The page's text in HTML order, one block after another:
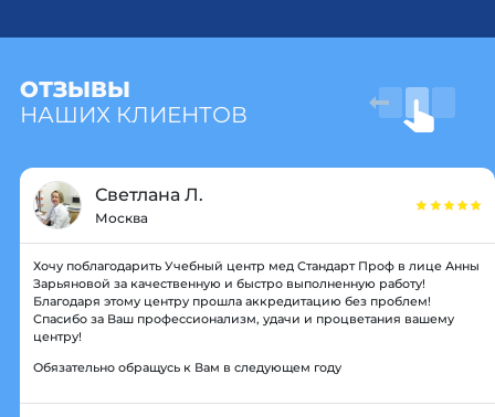
ОТЗЫВЫ
НАШИХ КЛИЕНТОВ
Светлана Л.
Москва
Хочу поблагодарить Учебный центр мед Стандарт Проф в лице Анны
Зарьяновой за качественную и быстро выполненную работу!
Благодаря этому центру прошла аккредитацию без проблем!
Спасибо за Ваш профессионализм, удачи и процветания вашему
центру!
Обязательно обращусь к Вам в следующем году